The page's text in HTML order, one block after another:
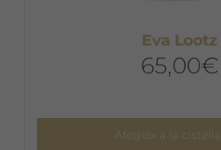
Eva Lootz
65,00€
Afegeix a la cistella